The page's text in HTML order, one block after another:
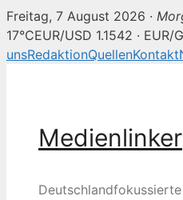
Freitag, 7 August 2026 ·
17°CEUR/USD 1.1542 · EUR/
unsRedaktionQuellenKontakt
Medienlinker